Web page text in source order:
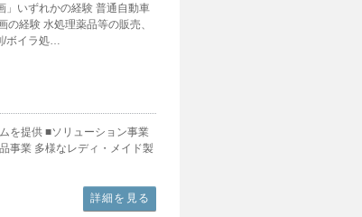
いずれかの経験 普通自動車
経験 水処理薬品等の販売、
/ボイラ処…
を提供 ■ソリューション事業
事業 多様なレディ・メイド製
詳細を見る